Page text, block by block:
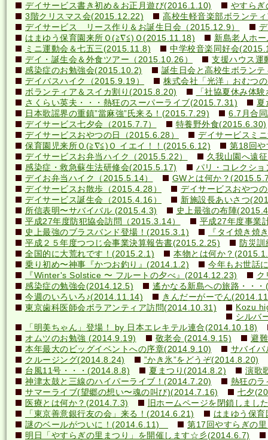
デイサービス書き初め＆お正月遊び(2016.1.10)
やすら
3階クリスマス会(2015.12.22)
高校生軽音楽部ボランテ
デイサービス リース作り＆お誕生日会（2015.12.9）
はまゆう保育園来所Ｏ(≧∇≦)Ｏ(2015.11.18)
新島老人ホ
ミニ運動会＆七五三(2015.11.8)
中学校音楽同好会
デイ・誕生会＆外食ツアー（2015.10.26）
支援ハウス運
感染症のお勉強会(2015.10.2)
誕生日会と高校生ボラン
デイバスハイク（2015.9.19）
株式会社「光洋」おむつ
ボランティア＆スイカ割り(2015.8.20)
「社協夏休み体
さくらい英夫・・・熱狂のスーパーライブ(2015.7.31)
夏
日本歌謡界の重鎮”當麻強”氏来る！(2015.7.29)
6.7月合
デイサービス七夕会（2015.7.7）
特養野外食(2015.6.30)
デイサービスおやつの日（2015.6.28）
デイサービスミ
保育園児来所Ｏ(≧∇≦)Ｏ イエイ！！(2015.6.12)
第18回
デイサービスお弁当ハイク（2015.5.22）
久我山園へ遠
感染症・救急蘇生法研修会(2015.5.17)
パリ・コレクシ
デイお弁当ハイク（2015.5.14）
GWとは何か？
デイサービスお散歩（2015.4.28）
デイサービスおやつ
デイサービス誕生会（2015.4.16）
新施設長あいさつ
所信表明〜サバイバル (2015.4.3)
史上最強の布陣
平成27年度防犯協会訪問（2015.3.14）
平成27年度事業
史上最強のブラスバンド登場！(2015.3.1)
『タイ焼き焼
平成２５年度つつじ会事業決算報告書(2015.2.25)
防災
全国的に大荒れです！(2015.2.1)
本物とは何か？
乗り初め〜神事『かつお釣り』(2014.1.2)
今年もお世話
『Winter's Solstice 〜 フルートの夕べ』(2014.12.23)
ク
感染症の勉強会(2014.12.5)
遙かなる新島への旅路・・
今週のいろいろ♪(2014.11.14)
きんだーがーでん
東京歯科医師会ボラアンティア訪問(2014.10.31)
Kozu
シルバ
「明美ちゃん」登場！ by 日本エレキテル連合(2014.10.18)
オムツのお勉強 (2014.9.19)
敬老会 (2014.9.15)
避
本年最大のビッグイベントへの序章(2014.9.10)
サバイ
クルージング(2014.8.24)
”かき氷”をどうぞ(2014.8.20)
台風11号・・・(2014.8.8)
夏まつり(2014.8.2)
演歌
神津太鼓と三線のハイパーライブ！(2014.7.20)
熱狂の
サマーライブ(望郷の想い〜魂の叫び)(2014.7.16)
七夕
医療とは何か？(2014.7.3)
旧ホームページを閉鎖しまし
「東京善意銀行友の会」来る！(2014.6.21)
はまゆう保
謎のベールがついに！(2014.6.11)
第17回やすらぎの
明日「やすらぎの里まつり」を開催します☆彡(2014.6.7)